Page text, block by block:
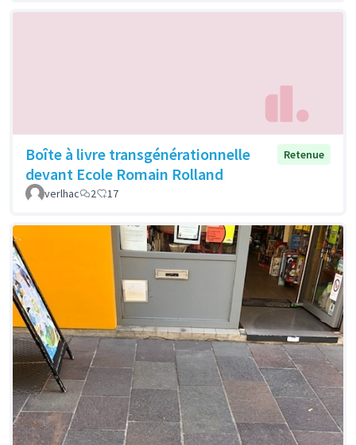
Boîte à livre transgénérationnelle
devant Ecole Romain Rolland
Retenue
verlhac 2 17